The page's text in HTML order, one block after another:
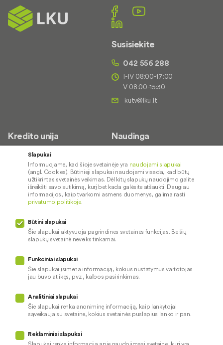
Susisiekite
042 556 288
I-IV 08:00-17:00
V 08:00-15:30
Kredito unija
Apie mus
Kontaktai
Karjera
Socialinė atsakomybė
Naudinga
Palūkanų normos
Paslaugų teikimo sąlygos ir
įkainiai
Pranešėjų apsauga
Privatumo politika
Naudojami slapukai
Pinigų plovimo prevencija
Skundų nagrinėjimas
Prieinamumo pareiškimas
Slapukai
Informuojame, kad šioje svetainėje yra naudojami slapukai
(angl. Cookies). Būtinieji slapukai naudojami visada, kad būtų
užtikrintas svetainės veikimas. Dėl kitų slapukų naudojimo galite
išreikšti savo sutikimą, kurį bet kada galėsite atšaukti. Daugiau
informacijos, kaip tvarkomi asmens duomenys, galima rasti
privatumo politikoje.
Būtini slapukai
Šie slapukai aktyvuoja pagrindines svetainės funkcijas. Be šių
slapukų svetainė neveiks tinkamai.
Funkciniai slapukai
Šie slapukai įsimena informaciją, kokius nustatymus vartotojas
jau buvo atlikęs, pvz., kalbos pasirinkimas.
Analitiniai slapukai
Šie slapukai renka anoniminę informaciją, kaip lankytojai
sąveikauja su svetaine, kokius svetainės puslapius lanko ir pan.
Reklaminiai slapukai